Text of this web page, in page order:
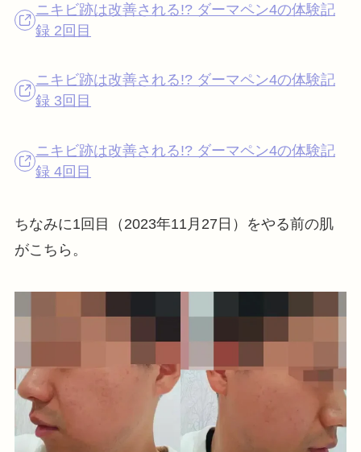
ニキビ跡は改善される!? ダーマペン4の体験記
録 2回目
ニキビ跡は改善される!? ダーマペン4の体験記
録 3回目
ニキビ跡は改善される!? ダーマペン4の体験記
録 4回目
ちなみに1回目（2023年11月27日）をやる前の肌
がこちら。